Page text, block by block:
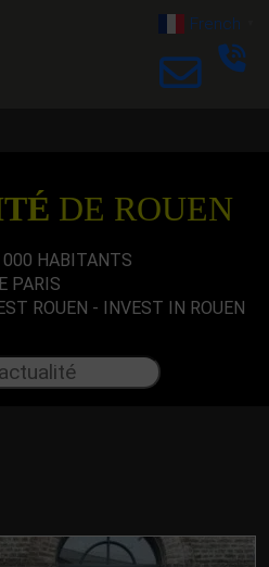
French
DE ROUEN
000 HABITANTS
PARIS
ROUEN - INVEST IN ROUEN